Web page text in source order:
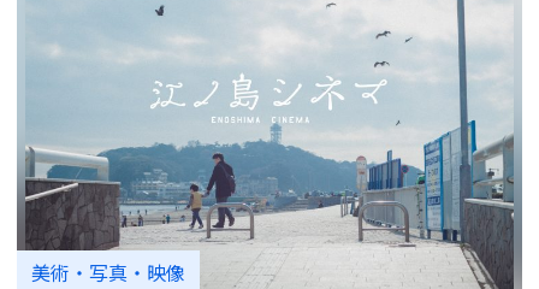
美術・写真・映像